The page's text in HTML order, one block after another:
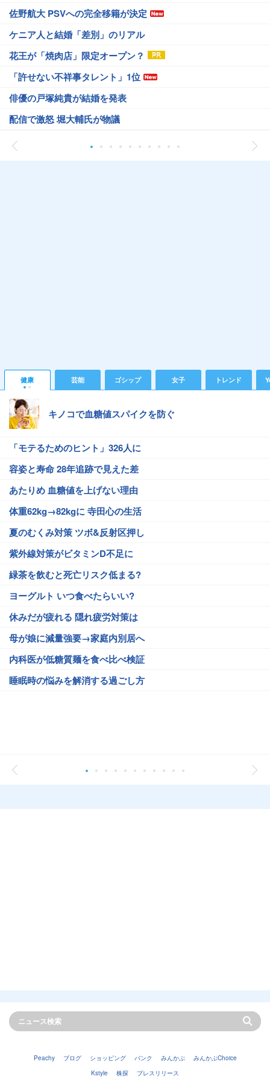
佐野航大 PSVへの完全移籍が決定
ケニア人と結婚「差別」のリアル
花王が「焼肉店」限定オープン？
「許せない不祥事タレント」1位
俳優の戸塚純貴が結婚を発表
配信で激怒 堀大輔氏が物議
健康 芸能 ゴシップ 女子 トレンド
キノコで血糖値スパイクを防ぐ
「モテるためのヒント」326人に
容姿と寿命 28年追跡で見えた差
あたりめ 血糖値を上げない理由
体重62kg→82kgに 寺田心の生活
夏のむくみ対策 ツボ&反射区押し
紫外線対策がビタミンD不足に
緑茶を飲むと死亡リスク低まる?
ヨーグルト いつ食べたらいい?
休みだが疲れる 隠れ疲労対策は
母が娘に減量強要→家庭内別居へ
内科医が低糖質麺を食べ比べ検証
睡眠時の悩みを解消する過ごし方
Peachy ブログ ショッピング バンク みんかぶ
みんかぶChoice
Kstyle
株探 プレスリリース